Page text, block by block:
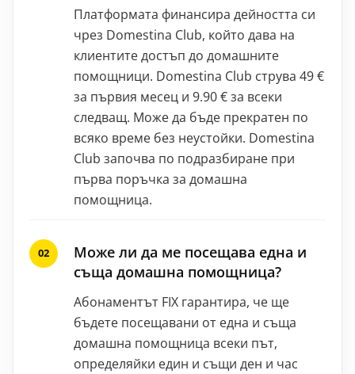
Платформата финансира дейността си
чрез Domestina Club, който дава на
клиентите достъп до домашните
помощници. Domestina Club струва 49 €
за първия месец и 9.90 € за всеки
следващ. Може да бъде прекратен по
всяко време без неустойки. Domestina
Club започва по подразбиране при
първа поръчка за домашна
помощница.
Може ли да ме посещава една и
съща домашна помощница?
Абонаментът FIX гарантира, че ще
бъдете посещавани от една и съща
домашна помощница всеки път,
определяйки един и същи ден и час